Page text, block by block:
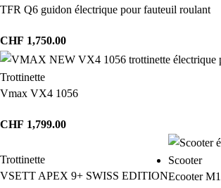
TFR Q6 guidon électrique pour fauteuil roulant
CHF 1,750.00
Trottinette
Vmax VX4 1056
CHF 1,799.00
Trottinette
VSETT APEX 9+ SWISS EDITION
Scooter
Ecooter M1